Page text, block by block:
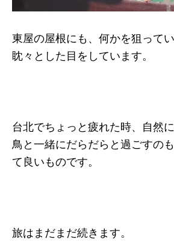
東屋の屋根にも、何かを狙って
眈々とした目をしています。
台北でちょっと疲れた時、自然
鳥と一緒にだらだらと過ごすの
て良いものです。
旅はまだまだ続きます。